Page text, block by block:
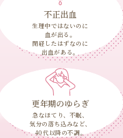
不正出血
生理中ではないのに
血が出る。
閉経したはずなのに
出血がある。
更年期のゆらぎ
急なほてり、不眠、
気分の落ち込みなど、
40代以降の不調。